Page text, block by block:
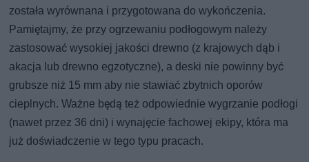
została wyrównana i przygotowana do wykończenia.
Pamiętajmy, że przy ogrzewaniu podłogowym należy
zastosować wysokiej jakości drewno (z krajowych dąb i
akacja lub drewno egzotyczne), a deski nie powinny być
grubsze niż 15 mm aby nie stawiać zbytnich oporów
cieplnych. Ważne będą też odpowiednie wygrzanie podłogi
(nawet przez 36 dni) i wynajęcie fachowej ekipy, która ma
już doświadczenie w tego typu pracach.